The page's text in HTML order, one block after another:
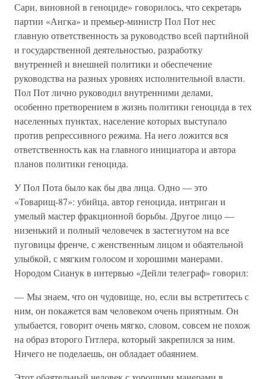
Сари, виновной в геноциде» говорилось, что секретарь
партии «Ангка» и премьер-министр Пол Пот нес
главную ответственность за руководство всей партийной
и государственной деятельностью, разработку
внутренней и внешней политики и обеспечение
руководства на разных уровнях исполнительной власти.
Пол Пот лично руководил внутренними делами,
особенно претворением в жизнь политики геноцида в тех
населенных пунктах, население которых выступало
против репрессивного режима. На него ложится вся
ответственность как на главного инициатора и автора
планов политики геноцида.
У Пол Пота было как бы два лица. Одно — это
«Товарищ-87»: убийца, автор геноцида, интриган и
умелый мастер фракционной борьбы. Другое лицо —
низенький и полный человечек в застегнутом на все
пуговицы френче, с женственным лицом и обаятельной
улыбкой, с мягким голосом и хорошими манерами.
Нородом Сианук в интервью «Дейли телеграф» говорил:
— Мы знаем, что он чудовище, но, если вы встретитесь с
ним, он покажется вам человеком очень приятным. Он
улыбается, говорит очень мягко, словом, совсем не похож
на образ второго Гитлера, который закрепился за ним.
Ничего не поделаешь, он обладает обаянием.